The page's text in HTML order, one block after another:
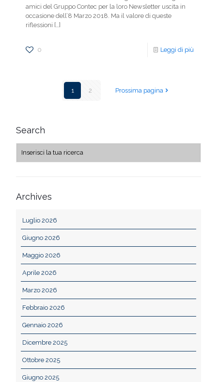
amici del Gruppo Contec per la loro Newsletter uscita in
occasione dell’8 Marzo 2018. Ma il valore di queste
riflessioni […]
0 Leggi di più
1 2 Prossima pagina
Search
Archives
Luglio 2026
Giugno 2026
Maggio 2026
Aprile 2026
Marzo 2026
Febbraio 2026
Gennaio 2026
Dicembre 2025
Ottobre 2025
Giugno 2025